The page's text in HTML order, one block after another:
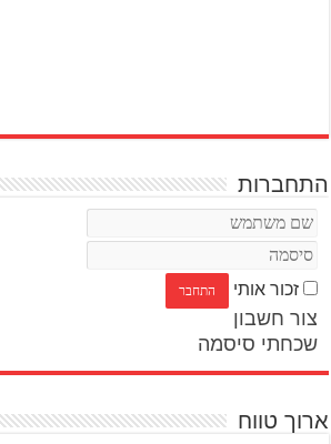
התחברות
זכור אותי
צור חשבון
שכחתי סיסמה
ארוך טווח